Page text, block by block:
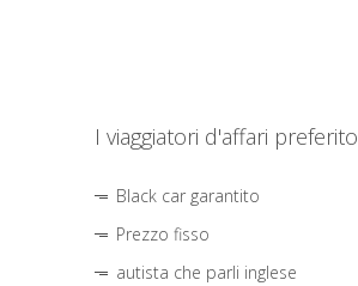
I viaggiatori d'affari preferito
Black car garantito
Prezzo fisso
autista che parli inglese